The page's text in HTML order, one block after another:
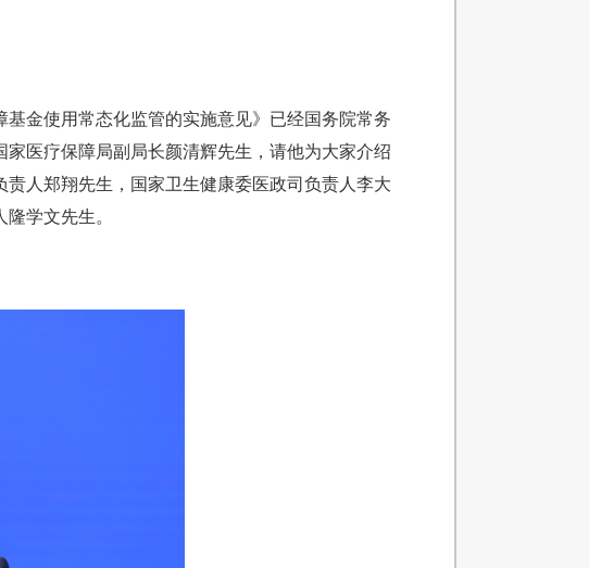
金使用常态化监管的实施意见》已经国务院常务
医疗保障局副局长颜清辉先生，请他为大家介绍
人郑翔先生，国家卫生健康委医政司负责人李大
学文先生。